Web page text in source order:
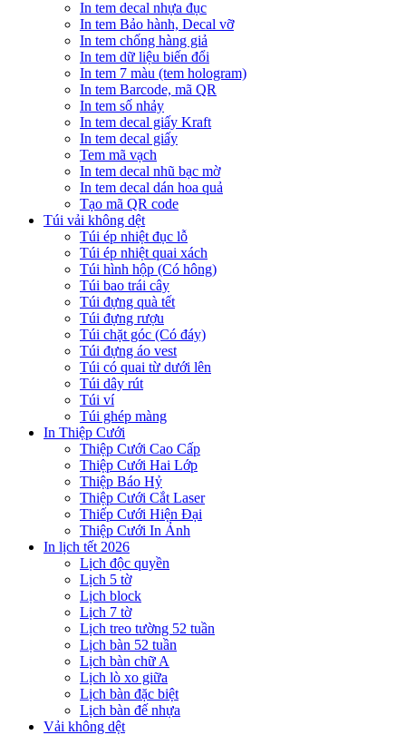
In tem decal nhựa đục
In tem Bảo hành, Decal vỡ
In tem chống hàng giả
In tem dữ liệu biến đổi
In tem 7 màu (tem hologram)
In tem Barcode, mã QR
In tem số nhảy
In tem decal giấy Kraft
In tem decal giấy
Tem mã vạch
In tem decal nhũ bạc mờ
In tem decal dán hoa quả
Tạo mã QR code
Túi vải không dệt
Túi ép nhiệt đục lỗ
Túi ép nhiệt quai xách
Túi hình hộp (Có hông)
Túi bao trái cây
Túi đựng quà tết
Túi đựng rượu
Túi chặt góc (Có đáy)
Túi đựng áo vest
Túi có quai từ dưới lên
Túi dây rút
Túi ví
Túi ghép màng
In Thiệp Cưới
Thiệp Cưới Cao Cấp
Thiệp Cưới Hai Lớp
Thiệp Báo Hỷ
Thiệp Cưới Cắt Laser
Thiếp Cưới Hiện Đại
Thiệp Cưới In Ảnh
In lịch tết 2026
Lịch độc quyền
Lịch 5 tờ
Lịch block
Lịch 7 tờ
Lịch treo tường 52 tuần
Lịch bàn 52 tuần
Lịch bàn chữ A
Lịch lò xo giữa
Lịch bàn đặc biệt
Lịch bàn đế nhựa
Vải không dệt